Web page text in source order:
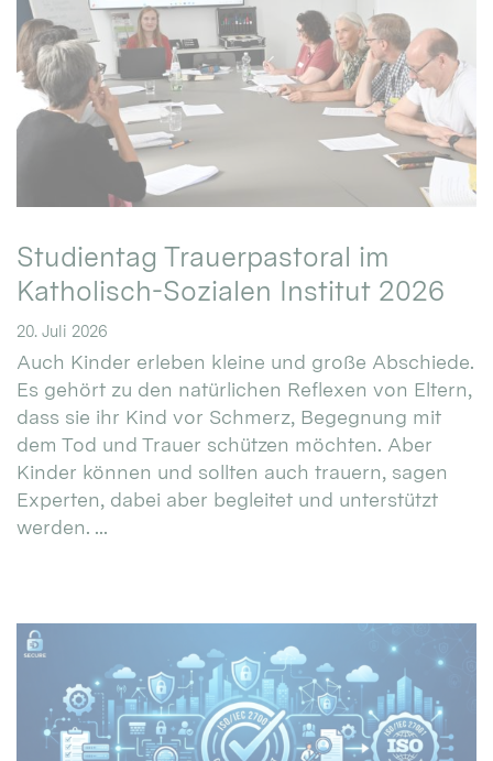
Studientag Trauerpastoral im
Katholisch-Sozialen Institut 2026
20. Juli 2026
Auch Kinder erleben kleine und große Abschiede.
Es gehört zu den natürlichen Reflexen von Eltern,
dass sie ihr Kind vor Schmerz, Begegnung mit
dem Tod und Trauer schützen möchten. Aber
Kinder können und sollten auch trauern, sagen
Experten, dabei aber begleitet und unterstützt
werden. ...